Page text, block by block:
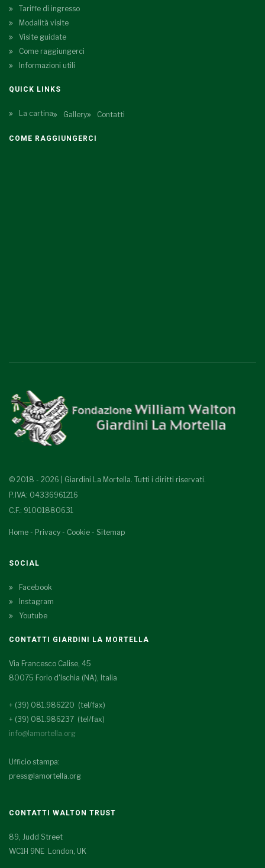
Tariffe di ingresso
Modalità visite
Visite guidate
Come raggiungerci
Informazioni utili
QUICK LINKS
La cartina Gallery Contatti
COME RAGGIUNGERCI
© 2018 - 2026 | Giardini La Mortella. Tutti i diritti riservati.
P.IVA: 04336961216
C.F.: 91001880631
Home - Privacy - Cookie - Sitemap
SOCIAL
Facebook
Instagram
Youtube
CONTATTI GIARDINI LA MORTELLA
Via Francesco Calise, 45
80075 Forio d'Ischia (NA), Italia
+ (39) 081.986220 (tel/fax)
+ (39) 081.986237 (tel/fax)
info@lamortella.org
Ufficio stampa:
press@lamortella.org
CONTATTI WALTON TRUST
89, Judd Street
WC1H 9NE London, UK